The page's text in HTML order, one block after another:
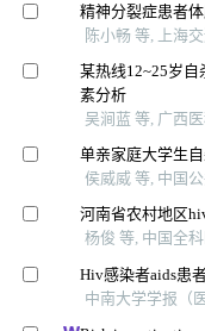
精神分裂症患者
陈小畅 等, 上海
某热线12~25岁自
素分析
吴涧蓝 等, 广西
单亲家庭大学生
侯威威 等, 中国
河南省农村地区
杨俊 等, 中国全
Hiv感染者aids患
中南大学学报（